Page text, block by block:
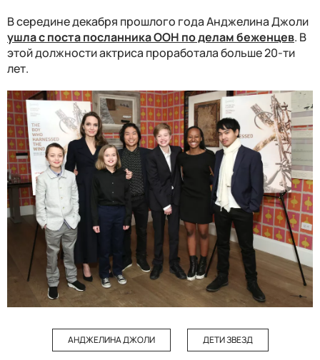
В середине декабря прошлого года Анджелина Джоли
ушла с поста посланника ООН по делам беженцев. В
этой должности актриса проработала больше 20-ти
лет.
АНДЖЕЛИНА ДЖОЛИ ДЕТИ ЗВЕЗД